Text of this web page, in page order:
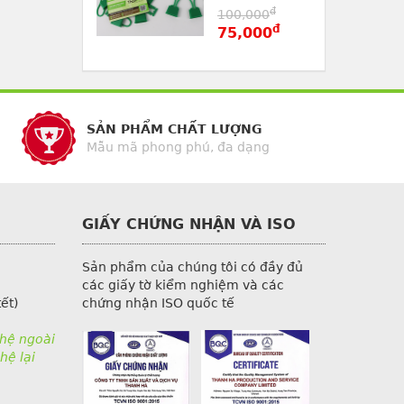
100,000đ
75,000đ
SẢN PHẨM CHẤT LƯỢNG
Mẫu mã phong phú, đa dạng
ngoài
lại
GIẤY CHỨNG NHẬN VÀ ISO
Sản phẩm của chúng tôi có đầy đủ
các giấy tờ kiểm nghiệm và các
chứng nhận ISO quốc tế